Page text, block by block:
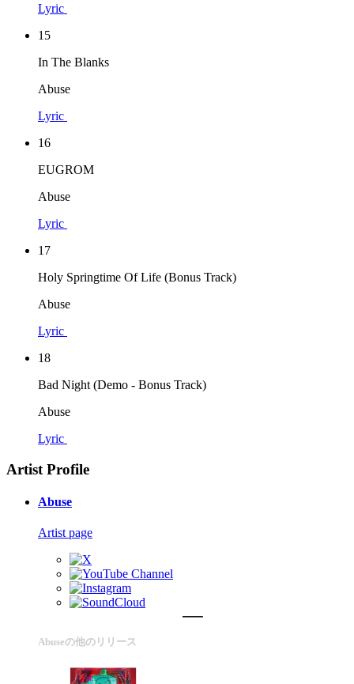
Lyric
15
In The Blanks
Abuse
Lyric
16
EUGROM
Abuse
Lyric
17
Holy Springtime Of Life (Bonus Track)
Abuse
Lyric
18
Bad Night (Demo - Bonus Track)
Abuse
Lyric
Artist Profile
Abuse
Artist page
Abuseの他のリリース